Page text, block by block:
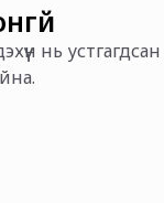
нь устгагдсан